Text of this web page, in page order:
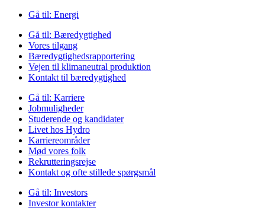
Gå til: Energi
Gå til: Bæredygtighed
Vores tilgang
Bæredygtighedsrapportering
Vejen til klimaneutral produktion
Kontakt til bæredygtighed
Gå til: Karriere
Jobmuligheder
Studerende og kandidater
Livet hos Hydro
Karriereområder
Mød vores folk
Rekrutteringsrejse
Kontakt og ofte stillede spørgsmål
Gå til: Investors
Investor kontakter